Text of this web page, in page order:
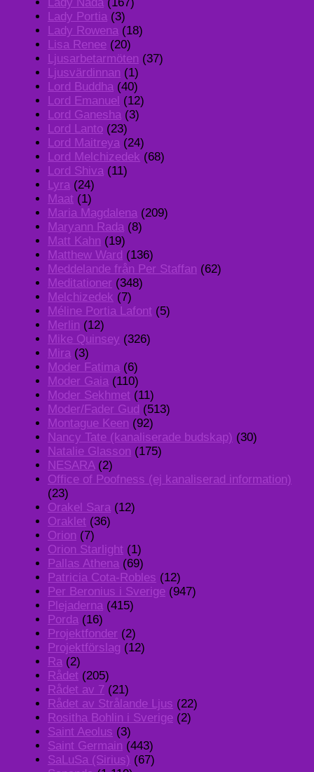
Lady Nada (167)
Lady Portia (3)
Lady Rowena (18)
Lisa Renee (20)
Ljusarbetarmöten (37)
Ljusvärdinnan (1)
Lord Buddha (40)
Lord Emanuel (12)
Lord Ganesha (3)
Lord Lanto (23)
Lord Maitreya (24)
Lord Melchizedek (68)
Lord Shiva (11)
Lyra (24)
Maat (1)
Maria Magdalena (209)
Maryann Rada (8)
Matt Kahn (19)
Matthew Ward (136)
Meddelande från Per Staffan (62)
Meditationer (348)
Melchizedek (7)
Méline Portia Lafont (5)
Merlin (12)
Mike Quinsey (326)
Mira (3)
Moder Fatima (6)
Moder Gaia (110)
Moder Sekhmet (11)
Moder/Fader Gud (513)
Montague Keen (92)
Nancy Tate (kanaliserade budskap) (30)
Natalie Glasson (175)
NESARA(2)
Office of Poofness (ej kanaliserad information)
(23)
Orakel Sara (12)
Oraklet (36)
Orion (7)
Orion Starlight (1)
Pallas Athena (69)
Patricia Cota-Robles (12)
Per Beronius i Sverige (947)
Plejaderna (415)
Porda (16)
Projektfonder (2)
Projektförslag (12)
Ra (2)
Rådet (205)
Rådet av 7 (21)
Rådet av Strålande Ljus (22)
Rositha Bohlin i Sverige (2)
Saint Aeolus (3)
Saint Germain (443)
SaLuSa (Sirius) (67)